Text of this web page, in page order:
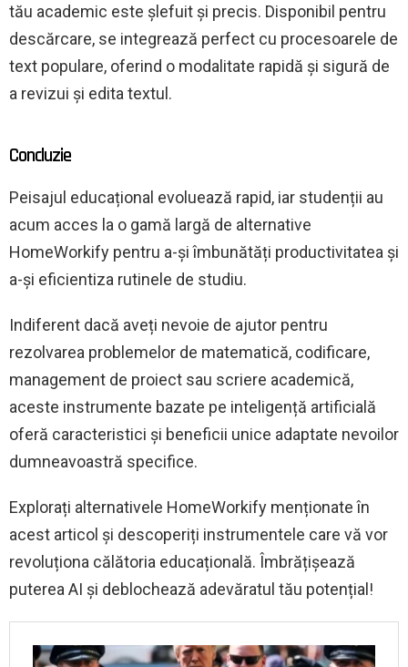
tău academic este șlefuit și precis. Disponibil pentru
descărcare, se integrează perfect cu procesoarele de
text populare, oferind o modalitate rapidă și sigură de
a revizui și edita textul.
Concluzie
Peisajul educațional evoluează rapid, iar studenții au
acum acces la o gamă largă de alternative
HomeWorkify pentru a-și îmbunătăți productivitatea și
a-și eficientiza rutinele de studiu.
Indiferent dacă aveți nevoie de ajutor pentru
rezolvarea problemelor de matematică, codificare,
management de proiect sau scriere academică,
aceste instrumente bazate pe inteligență artificială
oferă caracteristici și beneficii unice adaptate nevoilor
dumneavoastră specifice.
Explorați alternativele HomeWorkify menționate în
acest articol și descoperiți instrumentele care vă vor
revoluționa călătoria educațională. Îmbrățișează
puterea AI și deblochează adevăratul tău potențial!